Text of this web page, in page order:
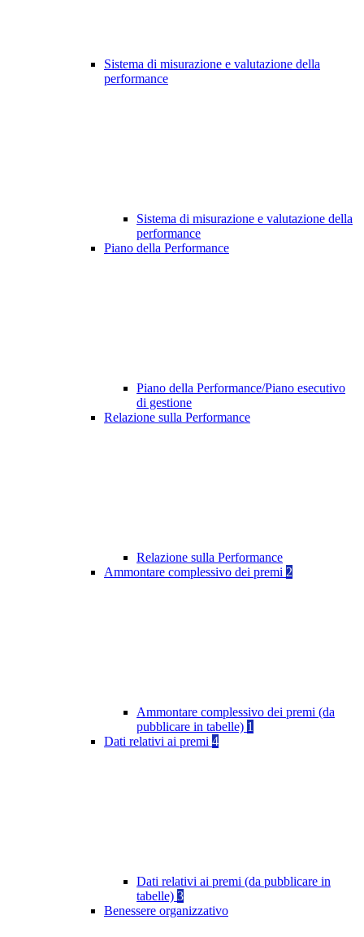
Sistema di misurazione e valutazione della
performance
Sistema di misurazione e valutazione della
performance
Piano della Performance
Piano della Performance/Piano esecutivo
di gestione
Relazione sulla Performance
Relazione sulla Performance
Ammontare complessivo dei premi 2
Ammontare complessivo dei premi (da
pubblicare in tabelle) 1
Dati relativi ai premi 4
Dati relativi ai premi (da pubblicare in
tabelle) 3
Benessere organizzativo